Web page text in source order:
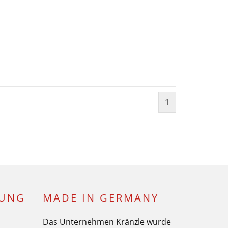
1
MADE IN GERMANY
Das Unternehmen Kränzle wurde